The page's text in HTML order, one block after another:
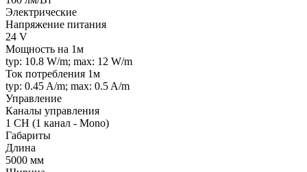
Электрические
Напряжение питания
24 V
Мощность на 1м
typ: 10.8 W/m; max: 12 W/m
Ток потребления 1м
typ: 0.45 A/m; max: 0.5 A/m
Управление
Каналы управления
1 CH (1 канал - Mono)
Габариты
Длина
5000 мм